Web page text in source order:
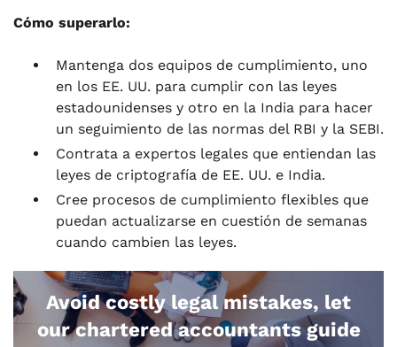
Cómo superarlo:
Mantenga dos equipos de cumplimiento, uno
en los EE. UU. para cumplir con las leyes
estadounidenses y otro en la India para hacer
un seguimiento de las normas del RBI y la SEBI.
Contrata a expertos legales que entiendan las
leyes de criptografía de EE. UU. e India.
Cree procesos de cumplimiento flexibles que
puedan actualizarse en cuestión de semanas
cuando cambien las leyes.
Avoid costly legal mistakes, let
our chartered accountants guide